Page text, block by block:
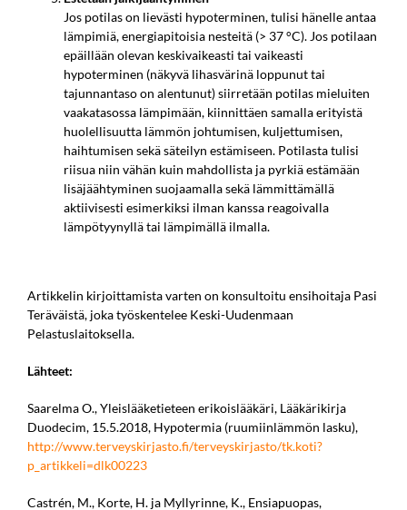
Jos potilas on lievästi hypoterminen, tulisi hänelle antaa
lämpimiä, energiapitoisia nesteitä (> 37 °C). Jos potilaan
epäillään olevan keskivaikeasti tai vaikeasti
hypoterminen (näkyvä lihasvärinä loppunut tai
tajunnantaso on alentunut) siirretään potilas mieluiten
vaakatasossa lämpimään, kiinnittäen samalla erityistä
huolellisuutta lämmön johtumisen, kuljettumisen,
haihtumisen sekä säteilyn estämiseen. Potilasta tulisi
riisua niin vähän kuin mahdollista ja pyrkiä estämään
lisäjäähtyminen suojaamalla sekä lämmittämällä
aktiivisesti esimerkiksi ilman kanssa reagoivalla
lämpötyynyllä tai lämpimällä ilmalla.
Artikkelin kirjoittamista varten on konsultoitu ensihoitaja Pasi
Teräväistä, joka työskentelee Keski-Uudenmaan
Pelastuslaitoksella.
Lähteet:
Saarelma O., Yleislääketieteen erikoislääkäri, Lääkärikirja
Duodecim, 15.5.2018, Hypotermia (ruumiinlämmön lasku),
http://www.terveyskirjasto.fi/terveyskirjasto/tk.koti?
p_artikkeli=dlk00223
Castrén, M., Korte, H. ja Myllyrinne, K., Ensiapuopas,